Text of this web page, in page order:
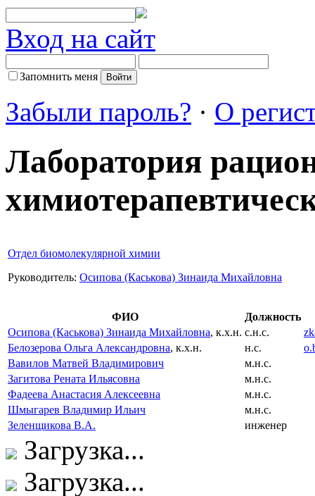
Вход на сайт
Запомнить меня
Забыли пароль? · О
Лаборатория
Отдел биомолекулярной химии
Руководитель: Осипова (Каськова) Зинаида Михайловна
ФИО
Должность
Осипова (Каськова) Зинаида Михайловна, к.х.н. с.н.с.
Белозерова Ольга Александровна, к.х.н. н.с.
Вавилов Матвей Владимирович
м.н.с.
Загитова Рената Ильясовна
м.н.с.
Фадеева Анастасия Алексеевна
м.н.с.
Шмыгарев Владимир Ильич
м.н.с.
Зеленщикова В.А.
инженер
Загрузка...
Загрузка...